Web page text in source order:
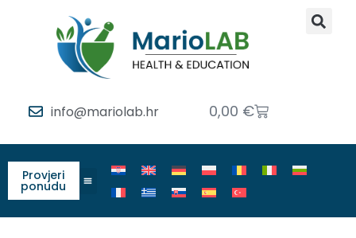
info@mariolab.hr 0,00 €
Provjeri
ponudu